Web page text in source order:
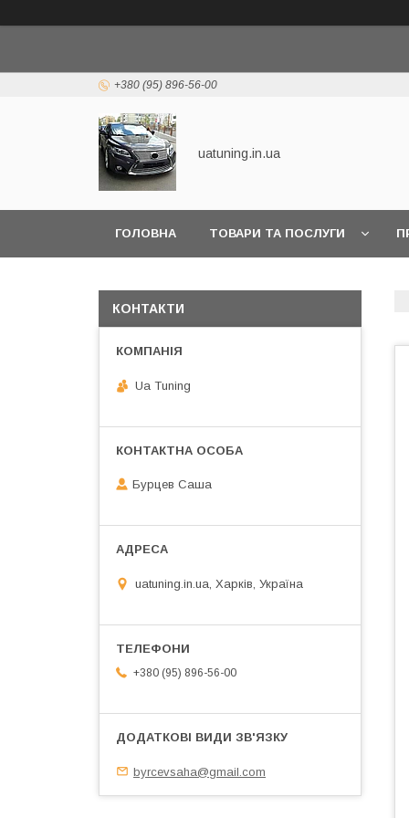
+380 (95) 896-56-00
uatuning.in.ua
ГОЛОВНА ТОВАРИ ТА ПОСЛУГИ
КОНТАКТИ
Ua Tuning
Бурцев Саша
uatuning.in.ua, Харків, Україна
+380 (95) 896-56-00
byrcevsaha@gmail.com